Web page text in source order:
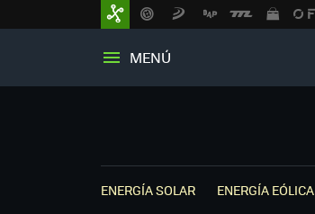
MENÚ
ENERGÍA SOLAR ENERGÍA EÓLICA